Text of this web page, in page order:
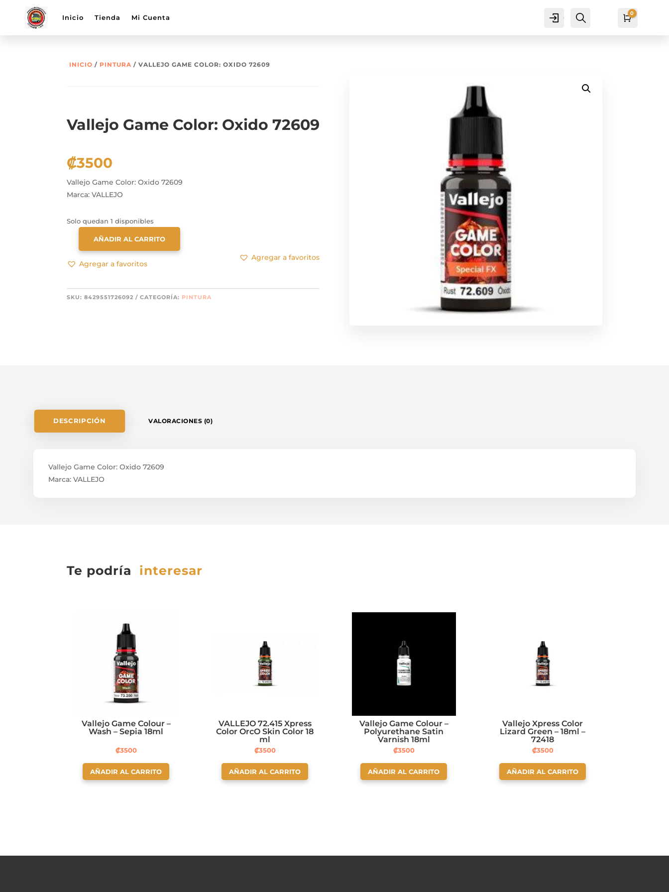
Inicio Tienda Mi Cuenta Cuenta Carro
0
INICIO / PINTURA / VALLEJO GAME COLOR: OXIDO 72609
Vallejo Game Color: Oxido 72609
₡3500
Vallejo Game Color: Oxido 72609
Marca: VALLEJO
Solo quedan 1 disponibles
GAME
COLOR:
72609
CANTIDAD
AÑADIR AL CARRITO
Agregar a favoritos
Agregar a favoritos
SKU:8429551726092 CATEGORÍA: PINTURA
DESCRIPCIÓN VALORACIONES (0)
Vallejo Game Color: Oxido 72609
Marca: VALLEJO
Te podría interesar
Vallejo Game Colour –
Wash – Sepia 18ml
₡3500
AÑADIR AL CARRITO
VALLEJO 72.415 Xpress
Color OrcO Skin Color 18
ml
₡3500
AÑADIR AL CARRITO
Vallejo Game Colour –
Polyurethane Satin
Varnish 18ml
₡3500
AÑADIR AL CARRITO
Vallejo Xpress Color
Lizard Green – 18ml –
72418
₡3500
AÑADIR AL CARRITO